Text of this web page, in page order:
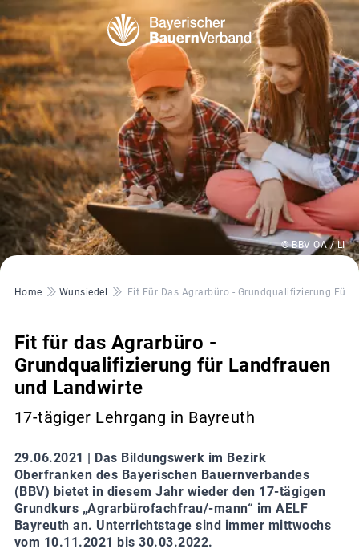
© BBV OA / LI
Pfadnavigation
Home Wunsiedel Fit Für Das Agrarbüro - Grundqualifizierung Für
Fit für das Agrarbüro -
Grundqualifizierung für Landfrauen
und Landwirte
17-tägiger Lehrgang in Bayreuth
29.06.2021 | Das Bildungswerk im Bezirk
Oberfranken des Bayerischen Bauernverbandes
(BBV) bietet in diesem Jahr wieder den 17-tägigen
Grundkurs „Agrarbürofachfrau/-mann“ im AELF
Bayreuth an. Unterrichtstage sind immer mittwochs
vom 10.11.2021 bis 30.03.2022.